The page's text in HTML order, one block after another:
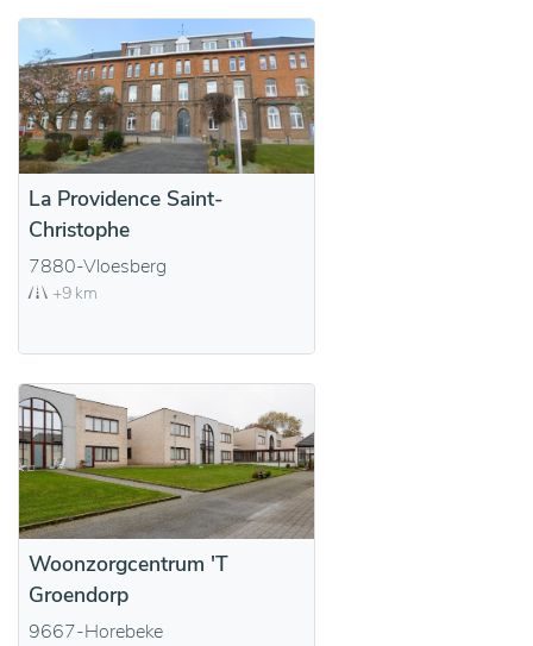
La Providence Saint-
Christophe
7880-Vloesberg
+9 km
Woonzorgcentrum 'T
Groendorp
9667-Horebeke